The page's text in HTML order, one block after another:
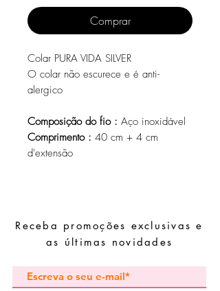
Comprar
Colar PURA VIDA SILVER
O colar não escurece e é anti-
alergico
Composição do fio : Aço inoxidável
Comprimento : 40 cm + 4 cm
d'extensão
Receba promoções exclusivas e
as últimas novidades